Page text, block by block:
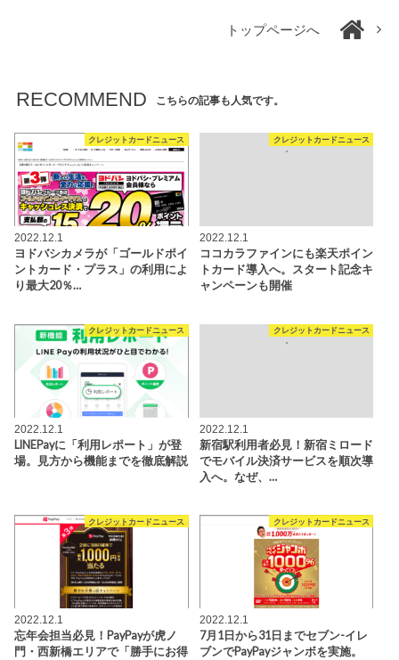
トップページへ
RECOMMEND こちらの記事も人気です。
クレジットカードニュース
2022.12.1
ヨドバシカメラが「ゴールドポイ
ントカード・プラス」の利用によ
り最大20％…
クレジットカードニュース
2022.12.1
ココカラファインにも楽天ポイン
トカード導入へ。スタート記念キ
ャンペーンも開催
クレジットカードニュース
2022.12.1
LINEPayに「利用レポート」が登
場。見方から機能までを徹底解説
クレジットカードニュース
2022.12.1
新宿駅利用者必見！新宿ミロード
でモバイル決済サービスを順次導
入へ。なぜ、…
クレジットカードニュース
2022.12.1
忘年会担当必見！PayPayが虎ノ
門・西新橋エリアで「勝手にお得
クレジットカードニュース
2022.12.1
7月1日から31日までセブン-イレ
ブンでPayPayジャンボを実施。